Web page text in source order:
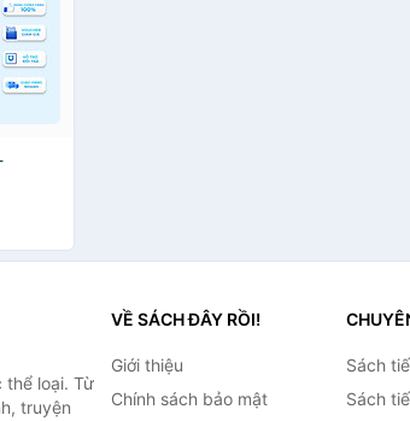
thể loại. Từ
truyện
VỀ SÁCH ĐÂY RỒI!
Giới thiệu
Chính sách bảo mật
Sách
Sách